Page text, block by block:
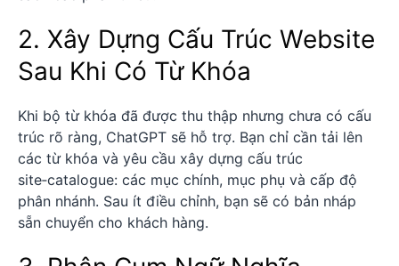
2. Xây Dựng Cấu Trúc Website
Sau Khi Có Từ Khóa
Khi bộ từ khóa đã được thu thập nhưng chưa có cấu
trúc rõ ràng, ChatGPT sẽ hỗ trợ. Bạn chỉ cần tải lên
các từ khóa và yêu cầu xây dựng cấu trúc
site‑catalogue: các mục chính, mục phụ và cấp độ
phân nhánh. Sau ít điều chỉnh, bạn sẽ có bản nháp
sẵn chuyển cho khách hàng.